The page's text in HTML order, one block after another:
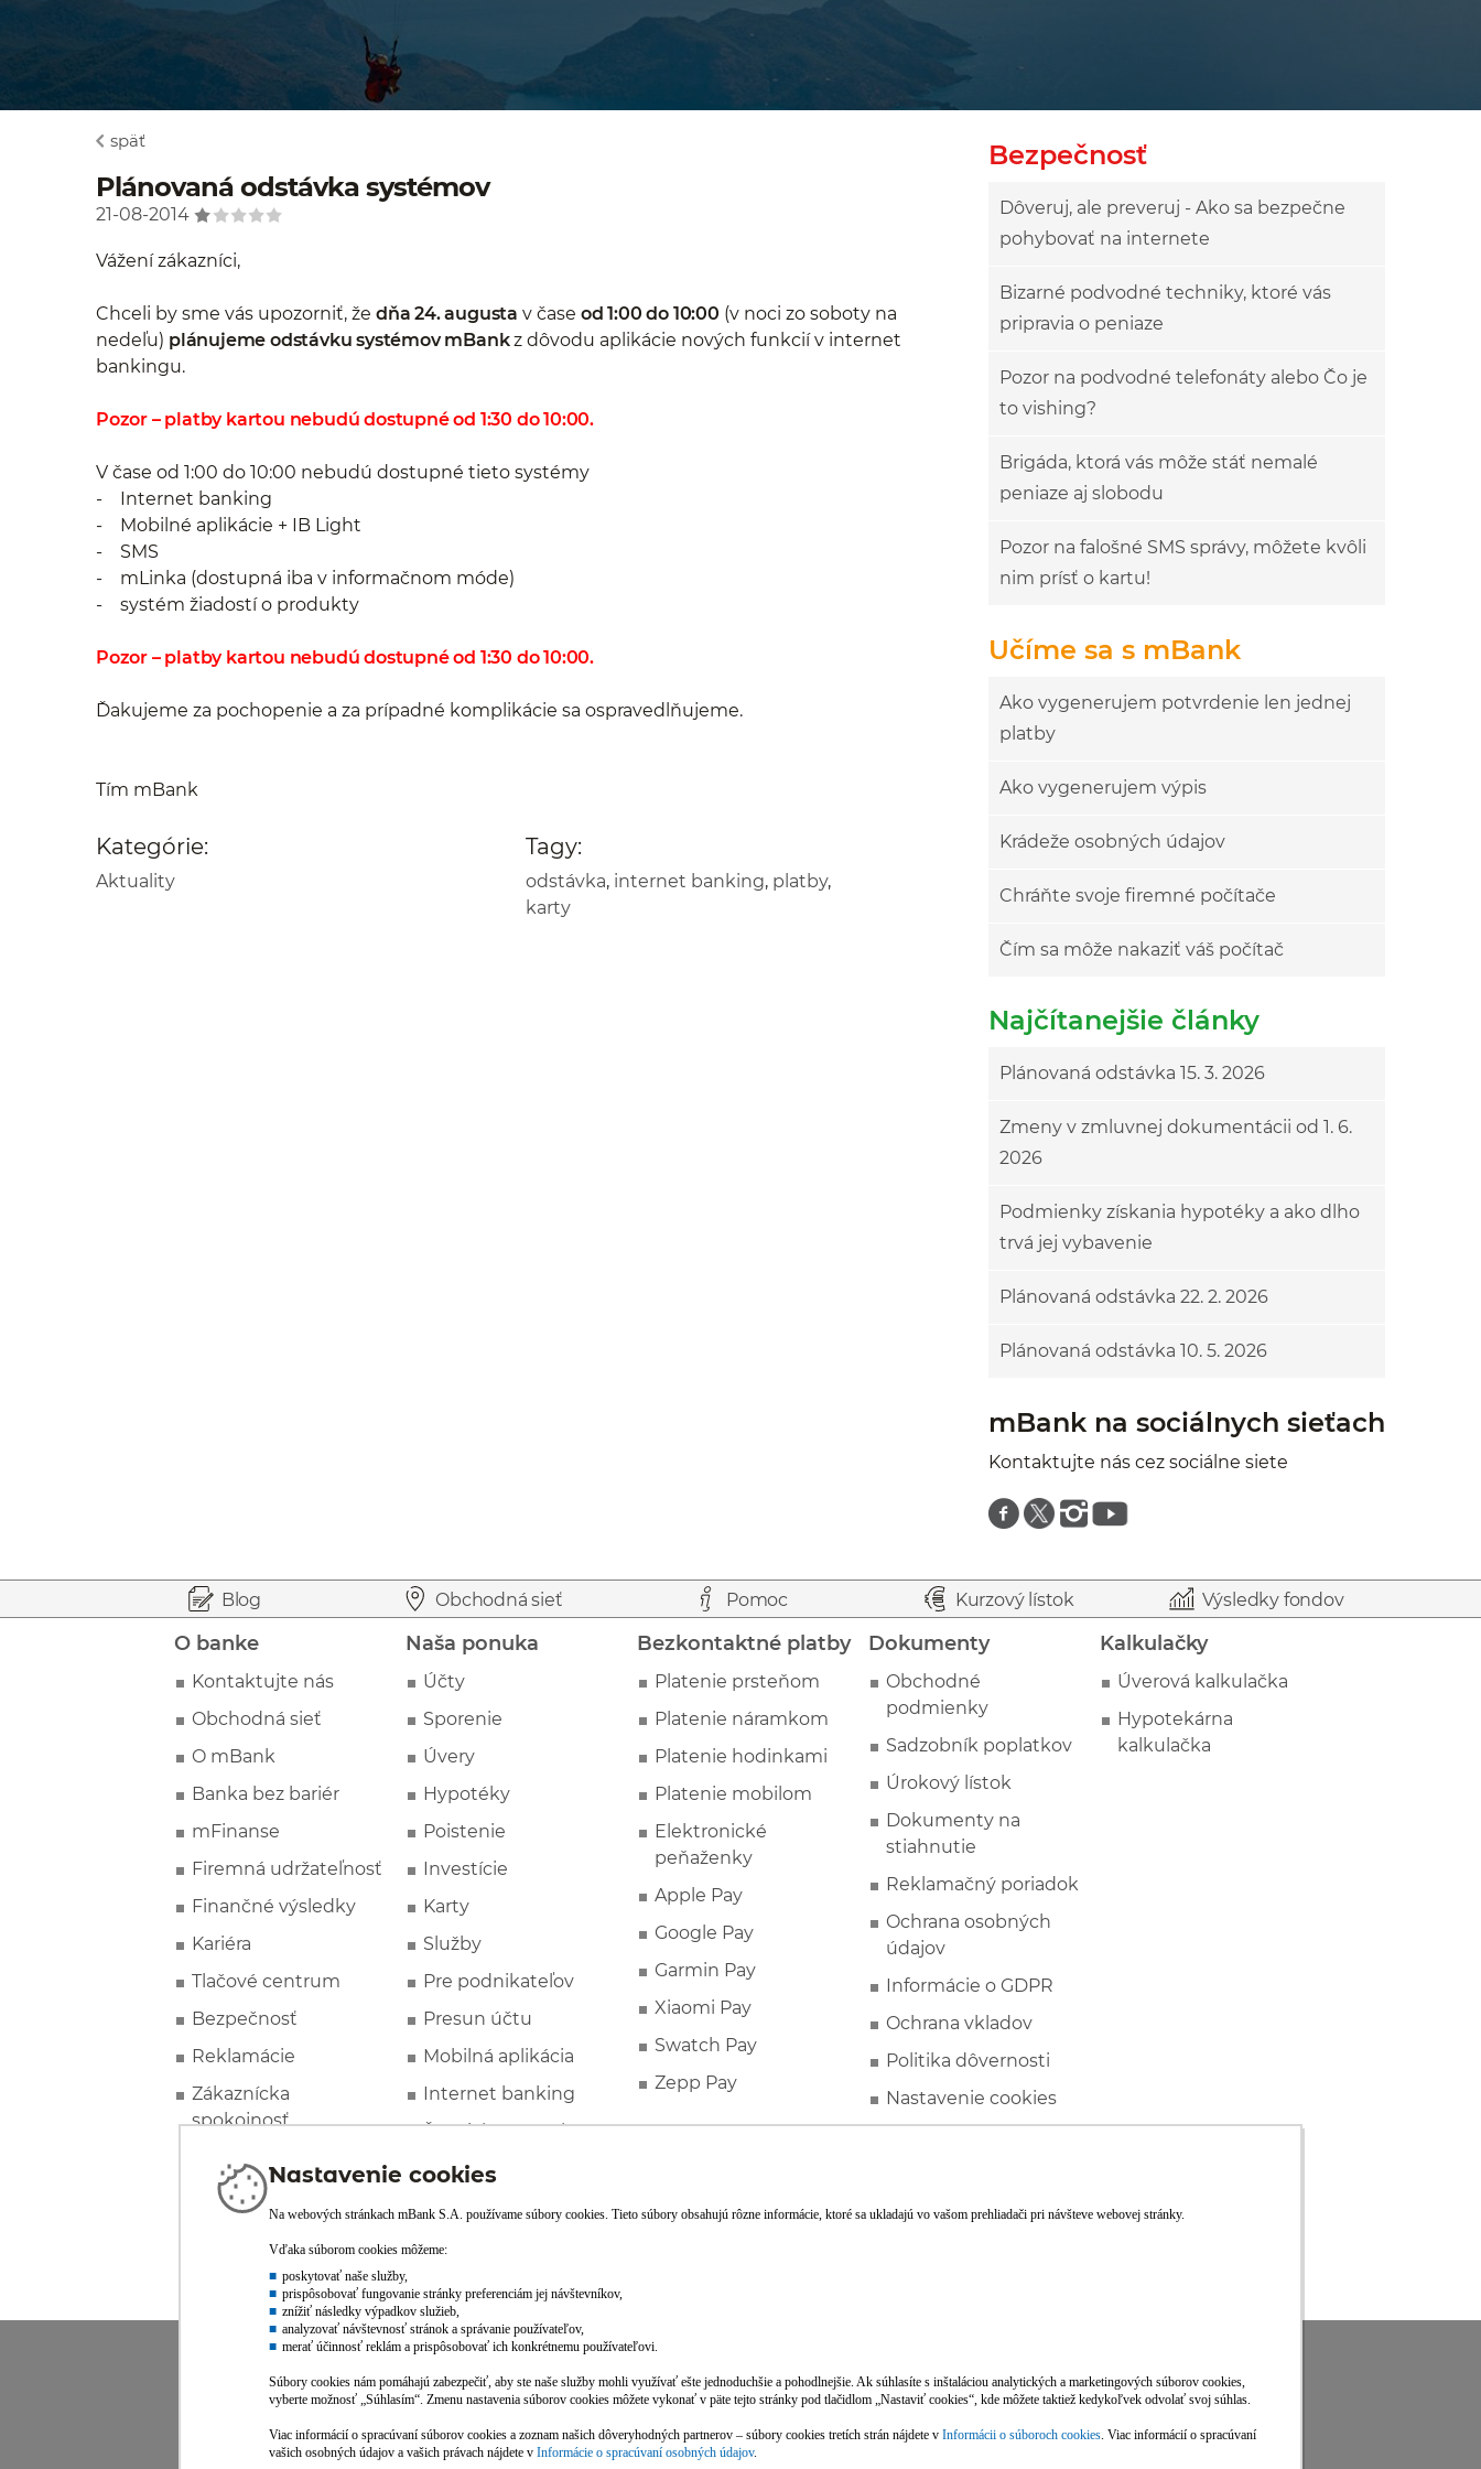
späť
Plánovaná odstávka systémov
21-08-2014
Vážení zákazníci,
Chceli by sme vás upozorniť, že dňa 24. augusta v čase od 1:00 do 10:00 (v noci zo soboty na
nedeľu) plánujeme odstávku systémov mBankz dôvodu aplikácie nových funkcií v internet
bankingu.
Pozor – platby kartou nebudú dostupné od 1:30 do 10:00.
V čase od 1:00 do 10:00 nebudú dostupné tieto systémy
- Internet banking
- Mobilné aplikácie + IB Light
- SMS
- mLinka (dostupná iba v informačnom móde)
- systém žiadostí o produkty
Pozor – platby kartou nebudú dostupné od 1:30 do 10:00.
Ďakujeme za pochopenie a za prípadné komplikácie sa ospravedlňujeme.
Tím mBank
Kategórie:
Aktuality
Tagy:
odstávka, internet banking, platby,
karty
Bezpečnosť
Dôveruj, ale preveruj - Ako sa bezpečne
pohybovať na internete
Bizarné podvodné techniky, ktoré vás
pripravia o peniaze
Pozor na podvodné telefonáty alebo Čo je
to vishing?
Brigáda, ktorá vás môže stáť nemalé
peniaze aj slobodu
Pozor na falošné SMS správy, môžete kvôli
nim prísť o kartu!
Učíme sa s mBank
Ako vygenerujem potvrdenie len jednej
platby
Ako vygenerujem výpis
Krádeže osobných údajov
Chráňte svoje firemné počítače
Čím sa môže nakaziť váš počítač
Najčítanejšie články
Plánovaná odstávka 15. 3. 2026
Zmeny v zmluvnej dokumentácii od 1. 6.
2026
Podmienky získania hypotéky a ako dlho
trvá jej vybavenie
Plánovaná odstávka 22. 2. 2026
Plánovaná odstávka 10. 5. 2026
mBank na sociálnych sieťach
Kontaktujte nás cez sociálne siete
Znajdź nas na facebooku
Znajdź nas na twitterze
Znajdź nas na instagramie
Znajdź nas na youtube
Blog Obchodná sieť Pomoc Kurzový lístok Výsledky fondov
O banke
Kontaktujte nás
Obchodná sieť
O mBank
Banka bez bariér
mFinanse
Firemná udržateľnosť
Finančné výsledky
Kariéra
Tlačové centrum
Bezpečnosť
Reklamácie
Zákaznícka
spokojnosť
Naša ponuka
Účty
Sporenie
Úvery
Hypotéky
Poistenie
Investície
Karty
Služby
Pre podnikateľov
Presun účtu
Mobilná aplikácia
Internet banking
Špeciálne ponuky
Bezkontaktné platby
Platenie prsteňom
Platenie náramkom
Platenie hodinkami
Platenie mobilom
Elektronické
peňaženky
Apple Pay
Google Pay
Garmin Pay
Xiaomi Pay
Swatch Pay
Zepp Pay
Dokumenty
Obchodné
podmienky
Sadzobník poplatkov
Úrokový lístok
Dokumenty na
stiahnutie
Reklamačný poriadok
Ochrana osobných
údajov
Informácie o GDPR
Ochrana vkladov
Politika dôvernosti
Nastavenie cookies
Kalkulačky
Úverová kalkulačka
Hypotekárna
kalkulačka
Viac informácií